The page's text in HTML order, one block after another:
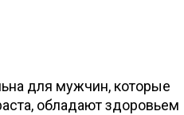
для мужчин, которые
обладают здоровьем